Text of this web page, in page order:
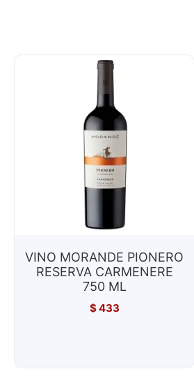
VINO MORANDE PIONERO
RESERVA CARMENERE
750 ML
$433